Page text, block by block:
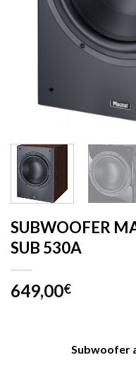
SUBWOOFER
SUB 530A
649,00€
Subwoofer